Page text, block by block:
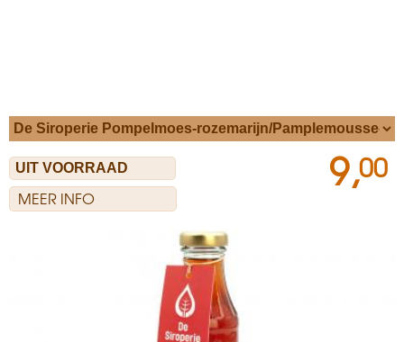
MEER INFO
9,00